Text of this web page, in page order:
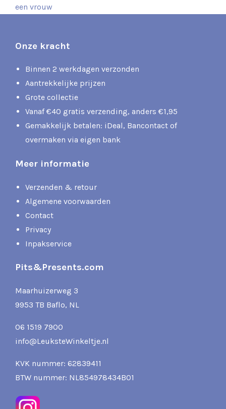
een vrouw
Onze kracht
Binnen 2 werkdagen verzonden
Aantrekkelijke prijzen
Grote collectie
Vanaf €40 gratis verzending, anders €1,95
Gemakkelijk betalen: iDeal, Bancontact of
overmaken via eigen bank
Meer informatie
Verzenden & retour
Algemene voorwaarden
Contact
Privacy
Inpakservice
Pits&Presents.com
Maarhuizerweg 3
9953 TB Baflo, NL
06 1519 7900
info@LeuksteWinkeltje.nl
KVK nummer: 62839411
BTW nummer: NL854978434B01